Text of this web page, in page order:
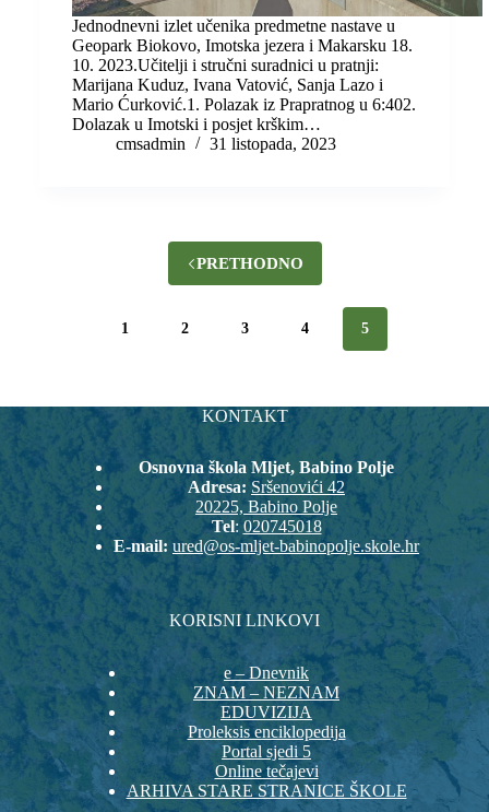
Jednodnevni izlet učenika predmetne nastave u
Geopark Biokovo, Imotska jezera i Makarsku 18.
10. 2023.Učitelji i stručni suradnici u pratnji:
Marijana Kuduz, Ivana Vatović, Sanja Lazo i
Mario Ćurković.1. Polazak iz Prapratnog u 6:402.
Dolazak u Imotski i posjet krškim…
cmsadmin
31 listopada, 2023
PRETHODNO
1 2 3 4 5
KONTAKT
Osnovna škola Mljet, Babino Polje
Adresa: Sršenovići 42
20225, Babino Polje
Tel: 020745018
E-mail: ured@os-mljet-babinopolje.skole.hr
KORISNI LINKOVI
e – Dnevnik
ZNAM – NEZNAM
EDUVIZIJA
Proleksis enciklopedija
Portal sjedi 5
Online tečajevi
ARHIVA STARE STRANICE ŠKOLE